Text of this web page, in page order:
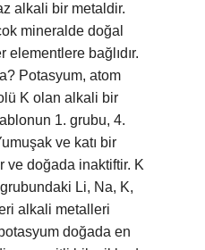
alkali bir metaldir.
mineralde doğal
bağlıdır.
Potasyum, atom
K olan alkali bir
1. grubu, 4.
ve katı bir
ve doğada inaktiftir. K
Li, Na, K,
alkali metalleri
doğada en